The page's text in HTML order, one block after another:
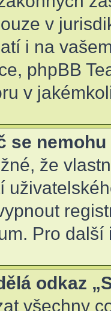
v
i na
phpBB
v
se
že
Pro
odkaz
všechny